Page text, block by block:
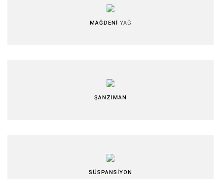
MAĞDENİ YAĞ
ŞANZIMAN
SÜSPANSİYON